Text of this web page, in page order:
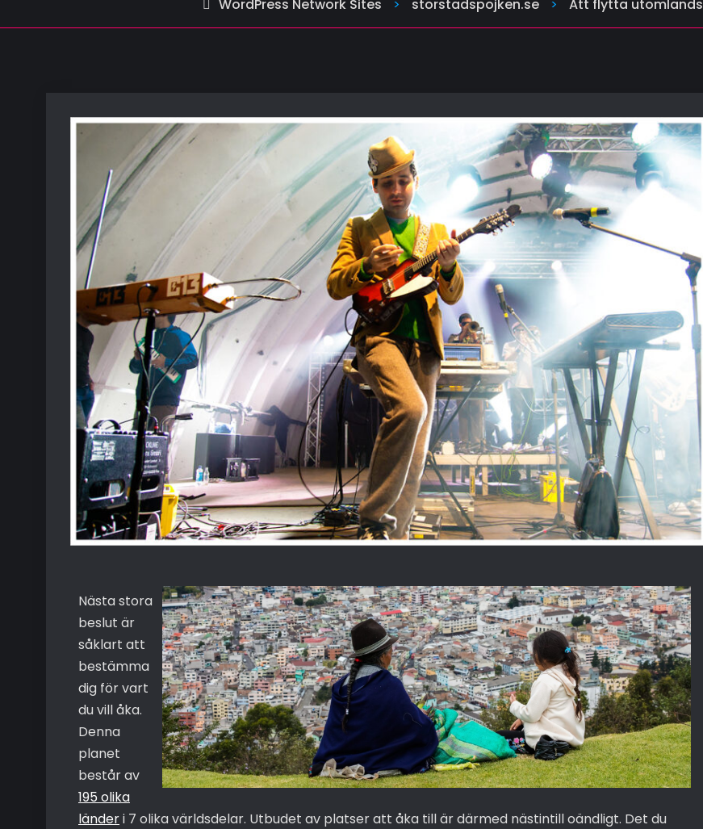
WordPress Network Sites > storstadspojken.se > Att flytta utomlands
Nästa stora
beslut är
såklart att
bestämma
dig för vart
du vill åka.
Denna
planet
består av
195 olika
länderi 7 olika världsdelar. Utbudet av platser att åka till är därmed nästintill oändligt. Det du